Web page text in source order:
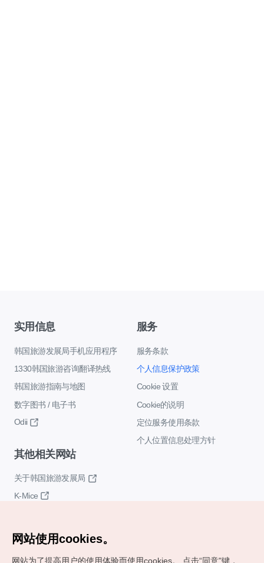
实用信息
韩国旅游发展局手机应用程序
1330韩国旅游咨询翻译热线
韩国旅游指南与地图
数字图书 / 电子书
Odii
服务
服务条款
个人信息保护政策
Cookie 设置
Cookie的说明
定位服务使用条款
个人位置信息处理方针
其他相关网站
关于韩国旅游发展局
K-Mice
网站使用cookies。
网站为了提高用户的使用体验而使用cookies。 点击“同意"键，